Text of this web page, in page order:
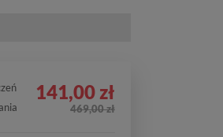
141,00 zł
469,00 zł